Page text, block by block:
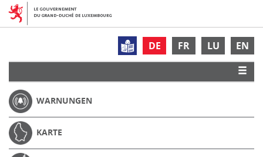
DE FR LU EN
WARNUNGEN
KARTE